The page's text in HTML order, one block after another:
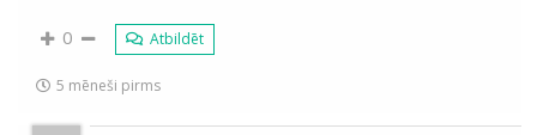
0 Atbildēt
5 mēneši pirms